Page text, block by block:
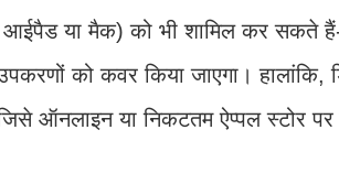
या मैक) को भी शामिल कर सकते
को कवर किया जाएगा। हालांकि,
ऑनलाइन या निकटतम ऐप्पल स्टोर